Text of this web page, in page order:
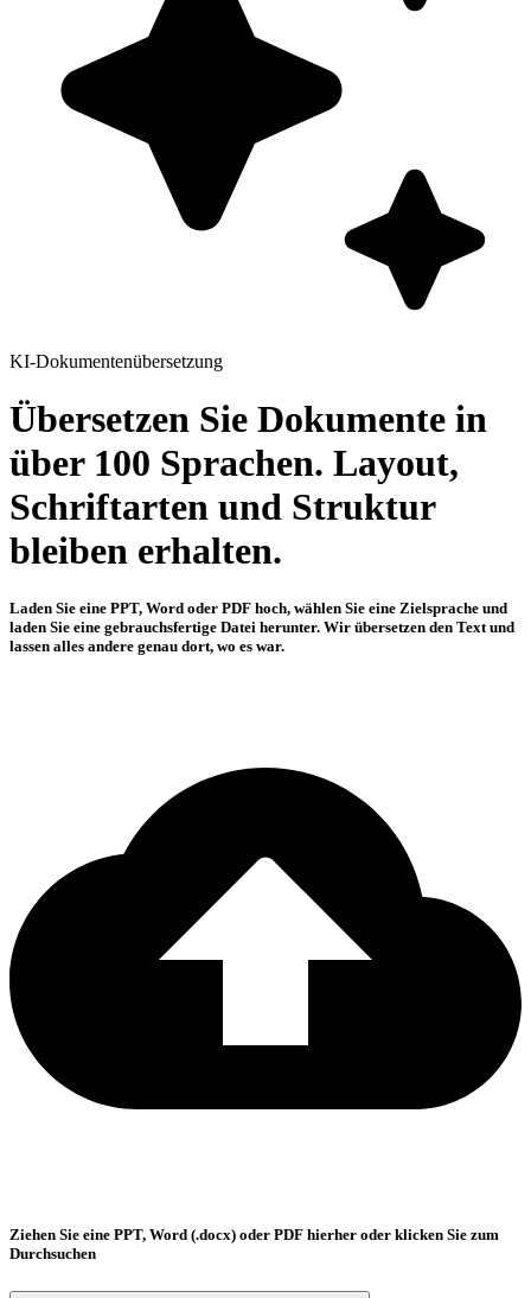
KI-Dokumentenübersetzung
Übersetzen Sie Dokumente in
über 100 Sprachen. Layout,
Schriftarten und Struktur
bleiben erhalten.
Laden Sie eine PPT, Word oder PDF hoch, wählen Sie eine Zielsprache und
laden Sie eine gebrauchsfertige Datei herunter. Wir übersetzen den Text und
lassen alles andere genau dort, wo es war.
Ziehen Sie eine PPT, Word (.docx) oder PDF hierher oder klicken Sie zum
Durchsuchen